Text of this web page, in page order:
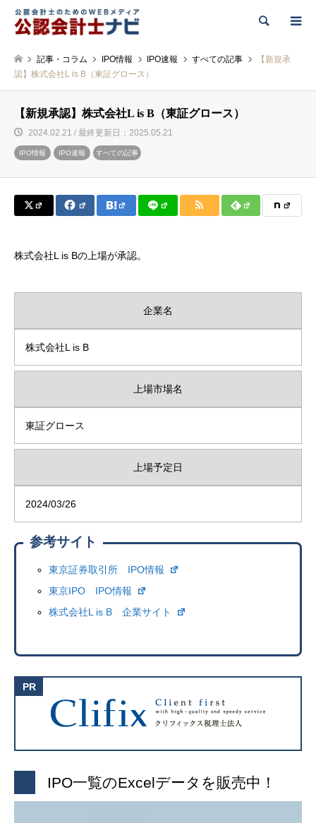
検索
記事・コラム IPO情報 IPO速報 すべての記事
【新規承
認】株式会社L is B（東証グロース）
【新規承認】株式会社L is B（東証グロース）
2024.02.21 / 最終更新日：2025.05.21
IPO情報 IPO速報 すべての記事
株式会社L is Bの上場が承認。
企業名
株式会社L is B
上場市場名
東証グロース
上場予定日
2024/03/26
参考サイト
東京証券取引所 IPO情報
東京IPO IPO情報
株式会社L is B 企業サイト
IPO一覧のExcelデータを販売中！